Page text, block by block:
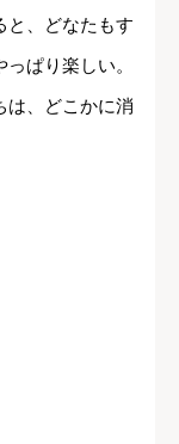
と、どなたもす
ぱり楽しい。
は、どこかに消